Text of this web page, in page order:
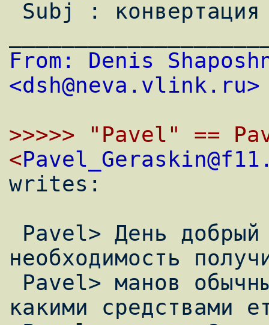
From: Denis
<dsh@neva.vlink.ru>
>>>>> "Pavel" ==
<
writes:
необходимость
какими средствами